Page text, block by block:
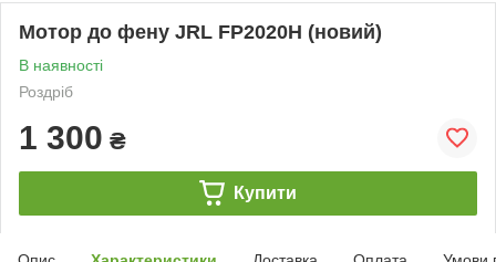
Мотор до фену JRL FP2020H (новий)
В наявності
Роздріб
1 300 ₴
Купити